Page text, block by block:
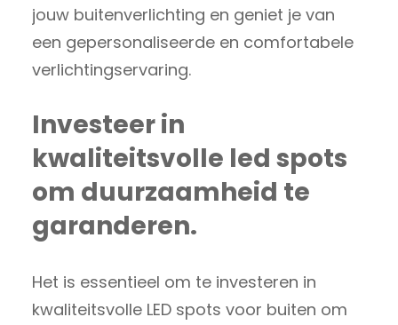
jouw buitenverlichting en geniet je van
een gepersonaliseerde en comfortabele
verlichtingservaring.
Investeer in
kwaliteitsvolle led spots
om duurzaamheid te
garanderen.
Het is essentieel om te investeren in
kwaliteitsvolle LED spots voor buiten om